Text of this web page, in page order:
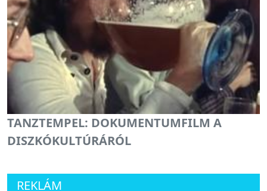
TANZTEMPEL: DOKUMENTUMFILM A
DISZKÓKULTÚRÁRÓL
REKLÁM